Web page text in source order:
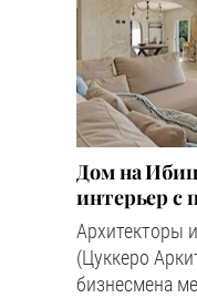
Дом на
интерьер с
Архитекторы
(Цуккеро
бизнесмена